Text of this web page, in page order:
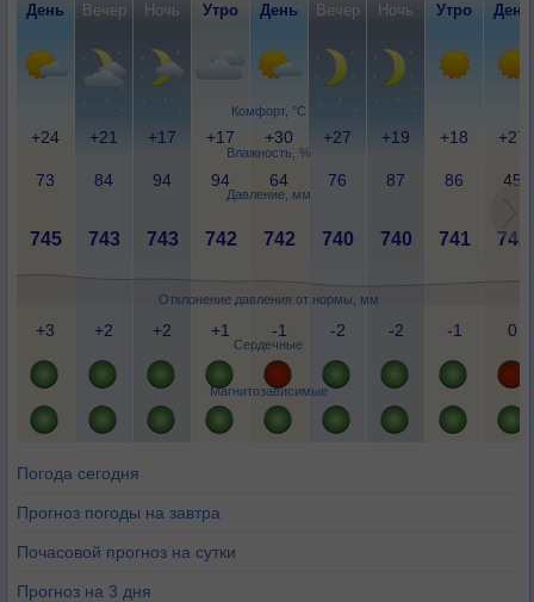
Комфорт, °C
Влажность, %
Давление, мм
Отклонение давления от нормы, мм
Сердечные
Магнитозависимые
День Вечер Ночь Утро День Вечер Ночь Утро День
+24 +21 +17 +17 +30 +27 +19 +18 +27
73 84 94 94 64 76 87 86 45
745 743 743 742 742 740 740 741 742
+3 +2 +2 +1 -1 -2 -2 -1 0
Погода сегодня
Прогноз погоды на завтра
Почасовой прогноз на сутки
Прогноз на 3 дня